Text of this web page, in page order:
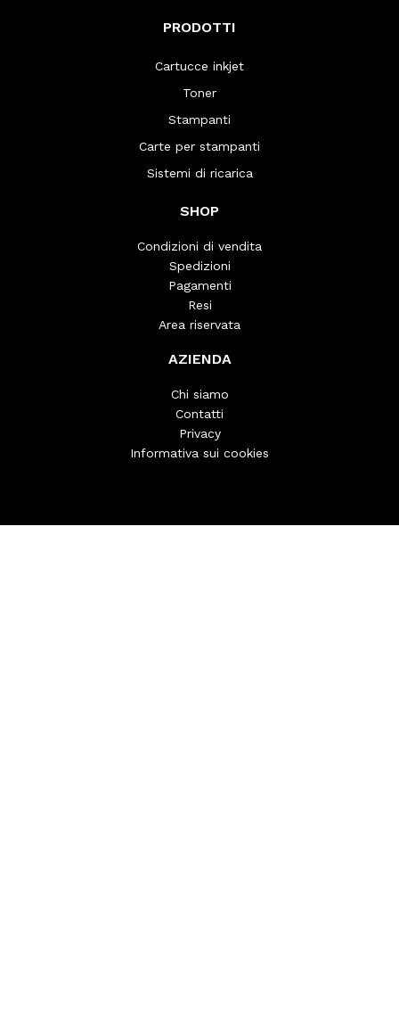
PRODOTTI
Cartucce inkjet
Toner
Stampanti
Carte per stampanti
Sistemi di ricarica
SHOP
Condizioni di vendita
Spedizioni
Pagamenti
Resi
Area riservata
AZIENDA
Chi siamo
Contatti
Privacy
Informativa sui cookies